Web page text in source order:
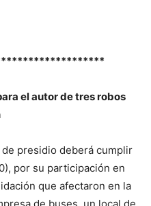
el autor de tres robos
de presidio deberá cumplir
por su participación en
que afectaron en la